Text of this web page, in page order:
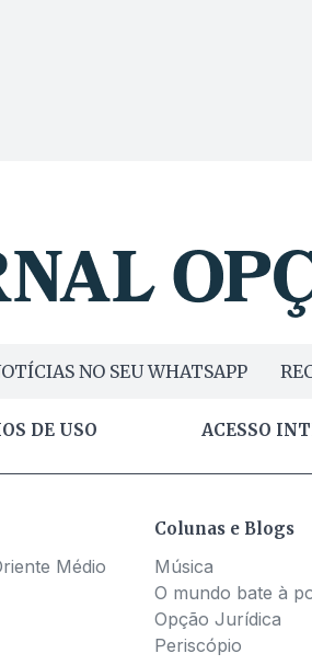
NO SEU WHATSAPP
DE USO ACESSO
Médio
Colunas e Blogs
Música
O mundo bate à
Opção Jurídica
Periscópio